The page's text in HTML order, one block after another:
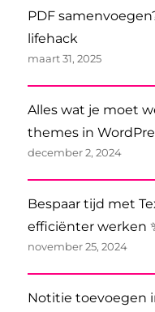
PDF
lifehack
maart 31, 2025
Alles wat je moet
themes in
december 2, 2024
Bespaar tijd met
efficiënter werken
november 25, 2024
Notitie toevoegen